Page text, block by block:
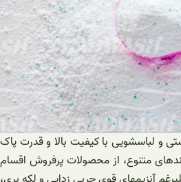
و لباسشویی با کیفیت بالا و قدرت پاک
متنوع، از محصولات پرفروش اقسام